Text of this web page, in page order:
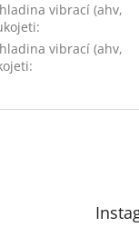
vibrací (ahv,
:
vibrací (ahv,
: